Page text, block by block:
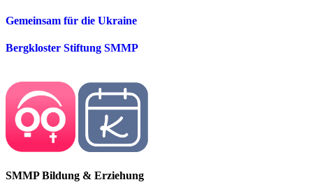
Gemeinsam für die Ukraine
Bergkloster Stiftung SMMP
SMMP Bildung & Erziehung